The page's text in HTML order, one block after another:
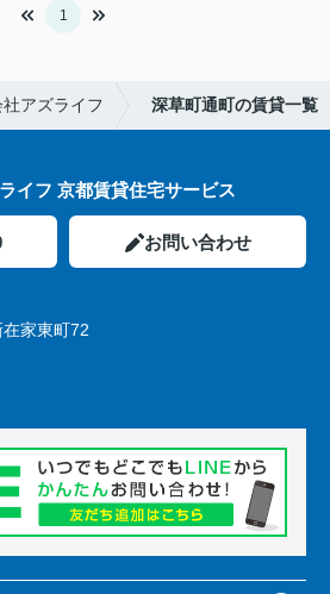
1
アズライフ 深草町通町の賃貸一覧
イフ 京都賃貸住宅サービス
お問い合わせ
家東町72